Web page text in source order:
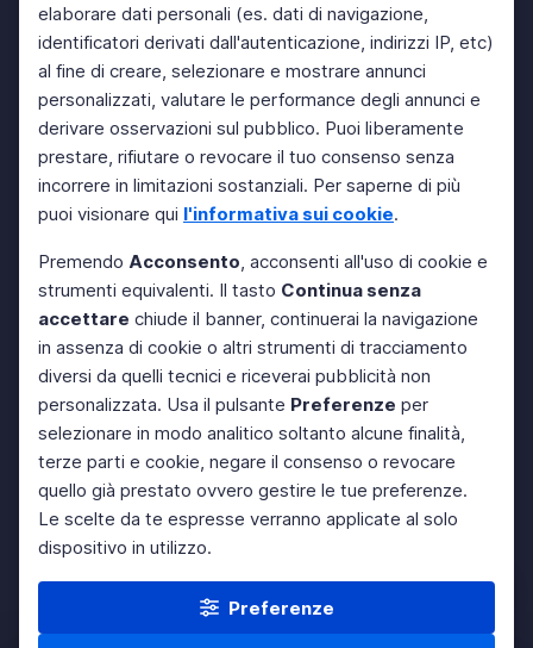
elaborare dati personali (es. dati di navigazione,
identificatori derivati dall'autenticazione, indirizzi IP, etc)
al fine di creare, selezionare e mostrare annunci
personalizzati, valutare le performance degli annunci e
derivare osservazioni sul pubblico. Puoi liberamente
prestare, rifiutare o revocare il tuo consenso senza
incorrere in limitazioni sostanziali. Per saperne di più
puoi visionare qui l'informativa sui cookie.
Premendo Acconsento, acconsenti all'uso di cookie e
strumenti equivalenti. Il tasto Continua senza
accettare chiude il banner, continuerai la navigazione
in assenza di cookie o altri strumenti di tracciamento
diversi da quelli tecnici e riceverai pubblicità non
personalizzata. Usa il pulsante Preferenze per
selezionare in modo analitico soltanto alcune finalità,
terze parti e cookie, negare il consenso o revocare
quello già prestato ovvero gestire le tue preferenze.
Le scelte da te espresse verranno applicate al solo
dispositivo in utilizzo.
Preferenze